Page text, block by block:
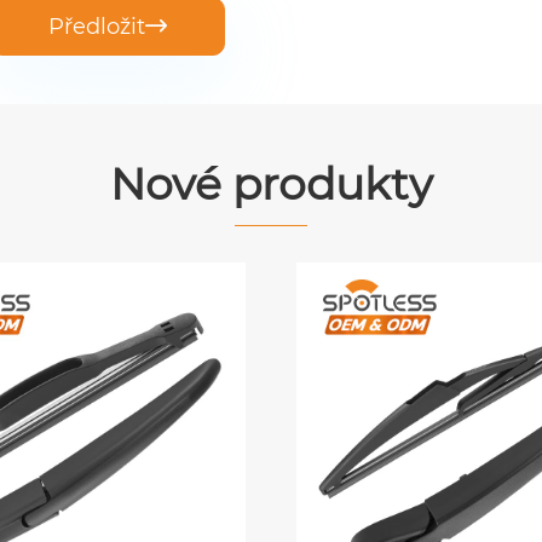
Předložit
Nové produkty